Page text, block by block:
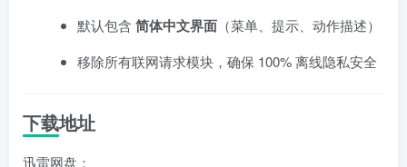
默认包含 简体中文界面 （菜单、提示、动作描述）
移除所有联网请求模块，确保 100% 离线隐私安全
下载地址
迅雷网盘：